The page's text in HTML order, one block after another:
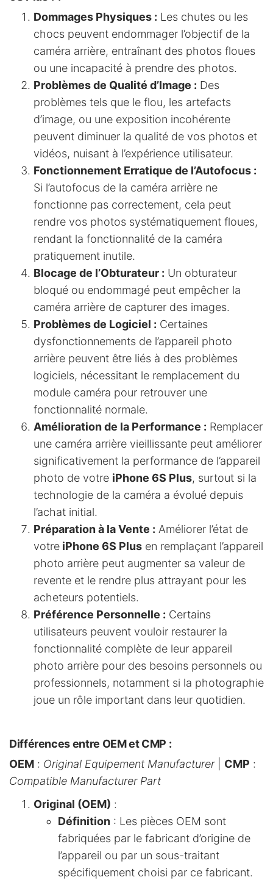
Dommages Physiques : Les chutes ou les
chocs peuvent endommager l’objectif de la
caméra arrière, entraînant des photos floues
ou une incapacité à prendre des photos.
Problèmes de Qualité d’Image : Des
problèmes tels que le flou, les artefacts
d’image, ou une exposition incohérente
peuvent diminuer la qualité de vos photos et
vidéos, nuisant à l’expérience utilisateur.
Fonctionnement Erratique de l’Autofocus :
Si l’autofocus de la caméra arrière ne
fonctionne pas correctement, cela peut
rendre vos photos systématiquement floues,
rendant la fonctionnalité de la caméra
pratiquement inutile.
Blocage de l’Obturateur : Un obturateur
bloqué ou endommagé peut empêcher la
caméra arrière de capturer des images.
Problèmes de Logiciel : Certaines
dysfonctionnements de l’appareil photo
arrière peuvent être liés à des problèmes
logiciels, nécessitant le remplacement du
module caméra pour retrouver une
fonctionnalité normale.
Amélioration de la Performance : Remplacer
une caméra arrière vieillissante peut améliorer
significativement la performance de l’appareil
photo de votre iPhone 6S Plus, surtout si la
technologie de la caméra a évolué depuis
l’achat initial.
Préparation à la Vente : Améliorer l’état de
votre iPhone 6S Plus en remplaçant l’appareil
photo arrière peut augmenter sa valeur de
revente et le rendre plus attrayant pour les
acheteurs potentiels.
Préférence Personnelle : Certains
utilisateurs peuvent vouloir restaurer la
fonctionnalité complète de leur appareil
photo arrière pour des besoins personnels ou
professionnels, notamment si la photographie
joue un rôle important dans leur quotidien.
Différences entre OEM et CMP :
OEM : Original Equipement Manufacturer| CMP :
Compatible Manufacturer Part
Original (OEM) :
Définition : Les pièces OEM sont
fabriquées par le fabricant d’origine de
l’appareil ou par un sous-traitant
spécifiquement choisi par ce fabricant.